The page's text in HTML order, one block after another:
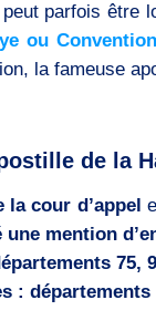
parfois être
ou
la fameuse
de la
la cour d’appel
une mention
75,
: départements